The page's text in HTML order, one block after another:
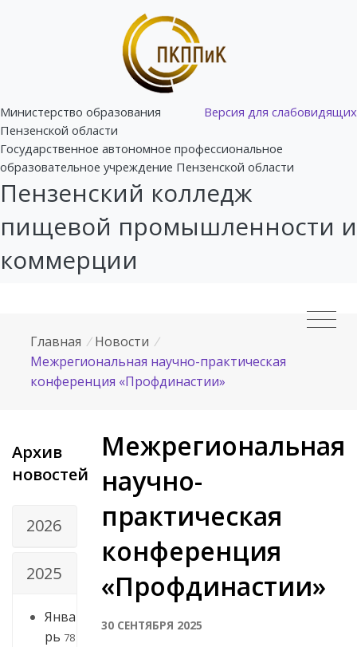
Версия для слабовидящих
Министерство образования
Пензенской области
Государственное автономное профессиональное
образовательное учреждение Пензенской области
Пензенский колледж
пищевой промышленности и
коммерции
Главная / Новости /
Межрегиональная научно-практическая
конференция «Профдинастии»
Архив
новостей
2026
2025
Янва
рь 78
Межрегиональная
научно-
практическая
конференция
«Профдинастии»
30 СЕНТЯБРЯ 2025